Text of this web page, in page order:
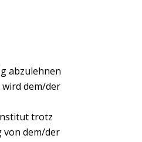
abzulehnen
dem/der
trotz
von dem/der